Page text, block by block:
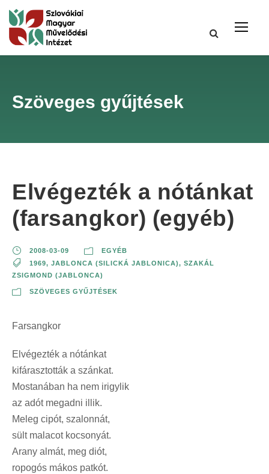
Szöveges gyűjtések
Elvégezték a nótánkat
(farsangkor) (egyéb)
2008-03-09
EGYÉB
1969, JABLONCA (SILICKÁ JABLONICA), SZAKÁL
ZSIGMOND (JABLONCA)
SZÖVEGES GYŰJTÉSEK
Farsangkor
Elvégezték a nótánkat
kifárasztották a szánkat.
Mostanában ha nem irigylik
az adót megadni illik.
Meleg cipót, szalonnát,
sült malacot kocsonyát.
Arany almát, meg diót,
ropogós mákos patkót.